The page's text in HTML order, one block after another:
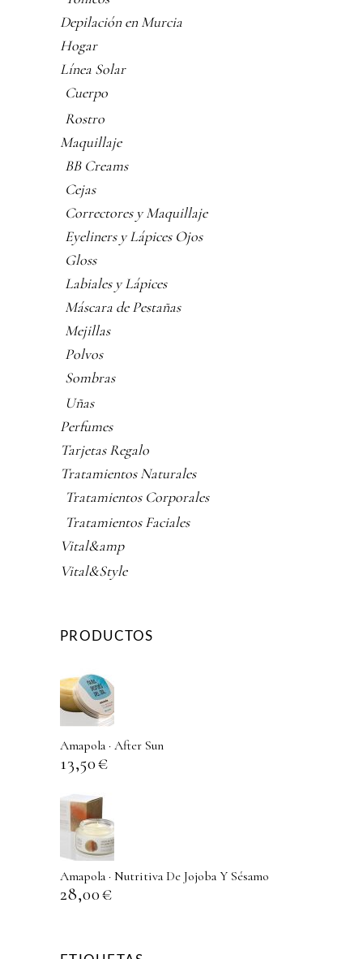
Depilación en Murcia
Hogar
Línea Solar
Cuerpo
Rostro
Maquillaje
BB Creams
Cejas
Correctores y Maquillaje
Eyeliners y Lápices Ojos
Gloss
Labiales y Lápices
Máscara de Pestañas
Mejillas
Polvos
Sombras
Uñas
Perfumes
Tarjetas Regalo
Tratamientos Naturales
Tratamientos Corporales
Tratamientos Faciales
Vital&amp
Vital&Style
PRODUCTOS
Amapola · After Sun
13,50€
Amapola · Nutritiva De Jojoba Y Sésamo
28,00€